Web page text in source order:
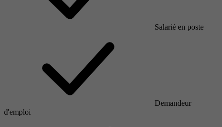
Salarié en poste
Demandeur
d'emploi